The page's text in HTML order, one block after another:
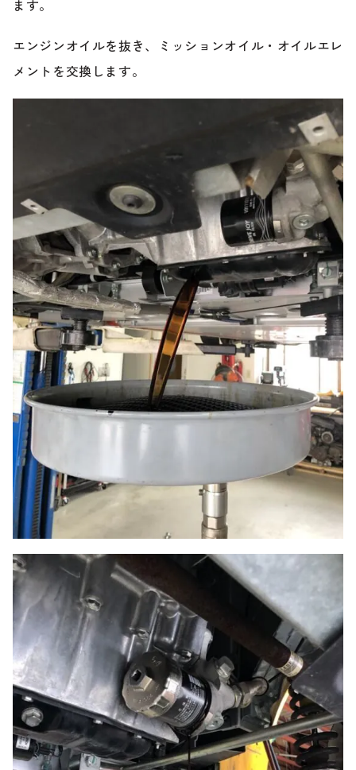
ます。
エンジンオイルを抜き、ミッションオイル・オイルエレ
メントを交換します。